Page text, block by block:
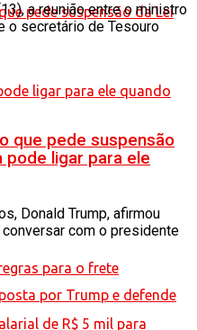
que pede suspensão
a reunião entre o ministro
o secretário de Tesouro
pode ligar para ele
Donald Trump, afirmou
com o presidente